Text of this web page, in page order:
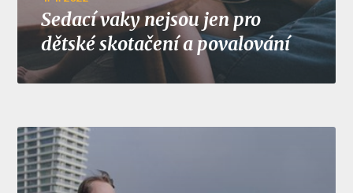
Sedací vaky nejsou jen pro
dětské skotačení a povalování